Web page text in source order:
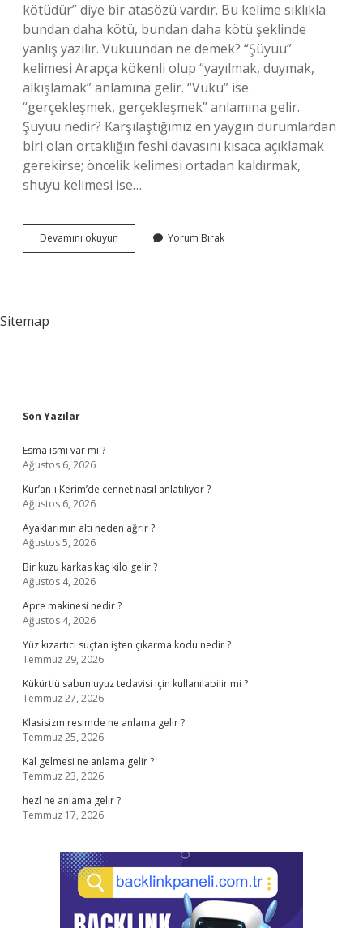
kötüdür” diye bir atasözü vardır. Bu kelime sıklıkla
bundan daha kötü, bundan daha kötü şeklinde
yanlış yazılır. Vukuundan ne demek? “Şüyuu”
kelimesi Arapça kökenli olup “yayılmak, duymak,
alkışlamak” anlamına gelir. “Vuku” ise
“gerçekleşmek, gerçekleşmek” anlamına gelir.
Şuyuu nedir? Karşılaştığımız en yaygın durumlardan
biri olan ortaklığın feshi davasını kısaca açıklamak
gerekirse; öncelik kelimesi ortadan kaldırmak,
shuyu kelimesi ise…
Devamını okuyun
Şeyin
Yorum Bırak
Sitemap
Sidebar
Son Yazılar
Esma ismi var mı ?
Ağustos 6, 2026
Kur’an-ı Kerim’de cennet nasıl anlatılıyor ?
Ağustos 6, 2026
Ayaklarımın altı neden ağrır ?
Ağustos 5, 2026
Bir kuzu karkas kaç kilo gelir ?
Ağustos 4, 2026
Apre makinesi nedir ?
Ağustos 4, 2026
Yüz kızartıcı suçtan işten çıkarma kodu nedir ?
Temmuz 29, 2026
Kükürtlü sabun uyuz tedavisi için kullanılabilir mi ?
Temmuz 27, 2026
Klasisizm resimde ne anlama gelir ?
Temmuz 25, 2026
Kal gelmesi ne anlama gelir ?
Temmuz 23, 2026
hezl ne anlama gelir ?
Temmuz 17, 2026